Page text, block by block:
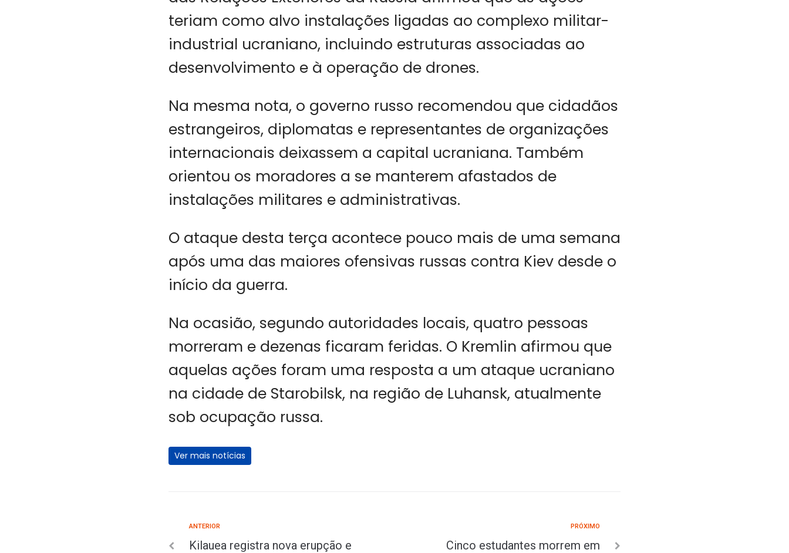
teriam como alvo instalações ligadas ao complexo militar-
industrial ucraniano, incluindo estruturas associadas ao
desenvolvimento e à operação de drones.
Na mesma nota, o governo russo recomendou que cidadãos
estrangeiros, diplomatas e representantes de organizações
internacionais deixassem a capital ucraniana. Também
orientou os moradores a se manterem afastados de
instalações militares e administrativas.
O ataque desta terça acontece pouco mais de uma semana
após uma das maiores ofensivas russas contra Kiev desde o
início da guerra.
Na ocasião, segundo autoridades locais, quatro pessoas
morreram e dezenas ficaram feridas. O Kremlin afirmou que
aquelas ações foram uma resposta a um ataque ucraniano
na cidade de Starobilsk, na região de Luhansk, atualmente
sob ocupação russa.
Ver mais notícias
ANTERIOR
Kilauea registra nova erupção e
PRÓXIMO
Cinco estudantes morrem em